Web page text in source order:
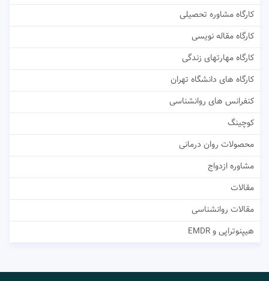
کارگاه مشاوره تحصیلی
کارگاه مقاله نویسی
کارگاه مهارتهای زندگی
کارگاه های دانشگاه تهران
کنفرانس های روانشناسی
کوچینگ
محصولات روان درمانی
مشاوره ازدواج
مقالات
مقالات روانشناسی
هیپنوتراپی و EMDR